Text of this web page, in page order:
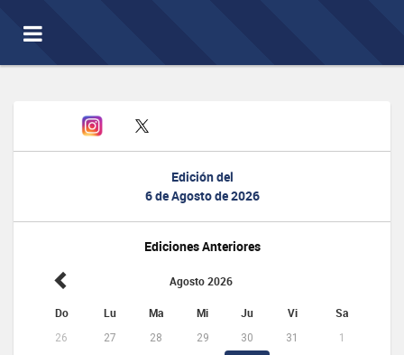
Toggle
navigation
Edición del
6 de Agosto de 2026
Ediciones Anteriores
Agosto 2026
Do Lu Ma Mi Ju Vi Sa
26 27 28 29 30 31
1